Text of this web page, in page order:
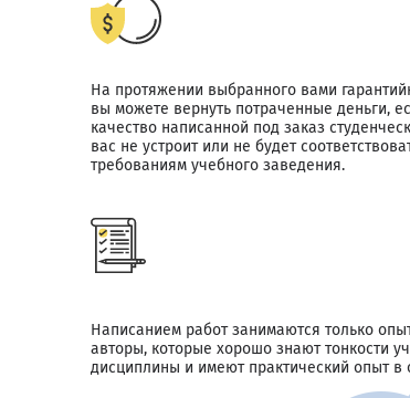
На протяжении выбранного вами
вы можете вернуть потраченные деньги,
качество написанной под заказ
вас не устроит или не будет
требованиям учебного заведения.
Написанием работ занимаются только
авторы, которые хорошо знают тонкости
дисциплины и имеют практический опыт в